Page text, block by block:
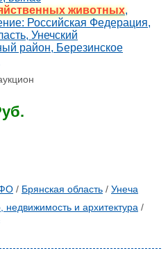
животных,
Российская Федерация,
Унечский
район, Березинское
/ Брянская область / Унеча
недвижимость и архитектура /